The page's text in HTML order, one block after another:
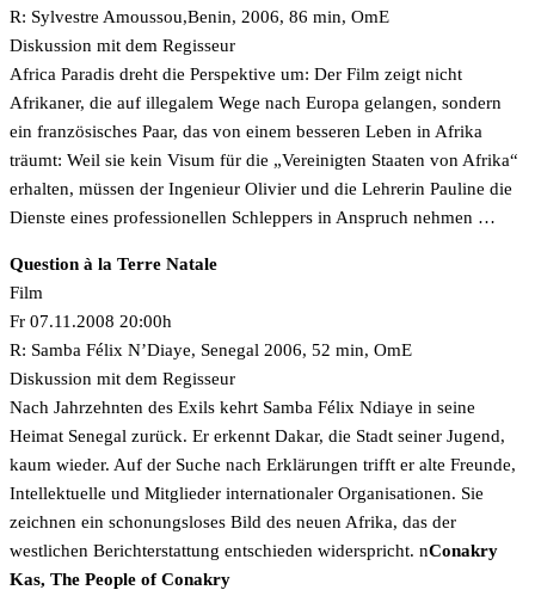
R: Sylvestre Amoussou,Benin, 2006, 86 min, OmE
Diskussion mit dem Regisseur
Africa Paradis dreht die Perspektive um: Der Film zeigt nicht
Afrikaner, die auf illegalem Wege nach Europa gelangen, sondern
ein französisches Paar, das von einem besseren Leben in Afrika
träumt: Weil sie kein Visum für die „Vereinigten Staaten von Afrika“
erhalten, müssen der Ingenieur Olivier und die Lehrerin Pauline die
Dienste eines professionellen Schleppers in Anspruch nehmen …
Question à la Terre Natale
Film
Fr 07.11.2008 20:00h
R: Samba Félix N’Diaye, Senegal 2006, 52 min, OmE
Diskussion mit dem Regisseur
Nach Jahrzehnten des Exils kehrt Samba Félix Ndiaye in seine
Heimat Senegal zurück. Er erkennt Dakar, die Stadt seiner Jugend,
kaum wieder. Auf der Suche nach Erklärungen trifft er alte Freunde,
Intellektuelle und Mitglieder internationaler Organisationen. Sie
zeichnen ein schonungsloses Bild des neuen Afrika, das der
westlichen Berichterstattung entschieden widerspricht. nConakry
Kas, The People of Conakry